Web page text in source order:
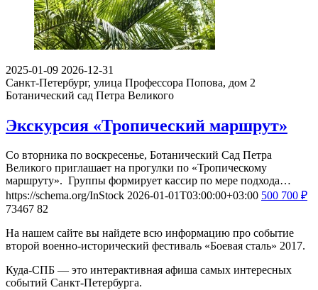
2025-01-09 2026-12-31
Санкт-Петербург, улица Профессора Попова, дом 2
Ботанический сад Петра Великого
Экскурсия «Тропический маршрут»
Со вторника по воскресенье, Ботанический Сад Петра
Великого приглашает на прогулки по «Тропическому
маршруту». Группы формирует кассир по мере подхода…
https://schema.org/InStock 2026-01-01T03:00:00+03:00 500 700 ₽
73467 82
На нашем сайте вы найдете всю информацию про событие
второй военно-исторический фестиваль «Боевая сталь» 2017.
Куда-СПБ — это интерактивная афиша самых интересных
событий Санкт-Петербурга.